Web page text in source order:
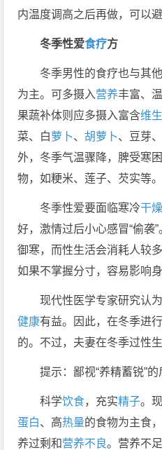
内温度调高之后再做，可以
冬季性爱食疗方
冬季男性的食疗也与其
为主。可多摄入营养丰富、
果蔬补体则应多摄入富含维
菜、白萝卜、 胡萝卜、豆芽
外，冬季气温骤降，脾受寒
物，如粳米、莲子、芡实等。
冬季性爱要面临寒冷干燥
好，激情过后小心感冒“偷袭
御寒，而性生活会消耗人较
如果不掌握分寸，容易影响身
现代性医学专家研究认
健康有益。因此，在冬季进
的。不过，夫妻在冬季过性
提示：鄙视“养精蓄锐”的
科学饮食，充实精子。
蛋白、高热量的食物为主食
养过剩和营养不良。营养不